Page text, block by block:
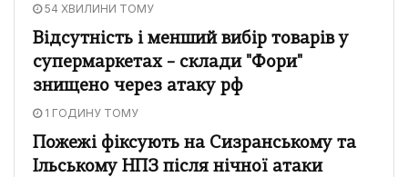
54 ХВИЛИНИ ТОМУ
Відсутність і менший вибір товарів у
супермаркетах – склади "Фори"
знищено через атаку рф
1 ГОДИНУ ТОМУ
Пожежі фіксують на Сизранському та
Ільському НПЗ після нічної атаки